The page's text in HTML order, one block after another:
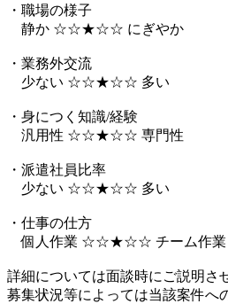
・職場の様子
静か ☆☆★☆☆ にぎやか
・業務外交流
少ない ☆☆★☆☆ 多い
・身につく知識/経験
汎用性 ☆☆★☆☆ 専門性
・派遣社員比率
少ない ☆☆★☆☆ 多い
・仕事の仕方
個人作業 ☆☆★☆☆ チーム作業
詳細については面談時にご説明さ
募集状況等によっては当該案件へ